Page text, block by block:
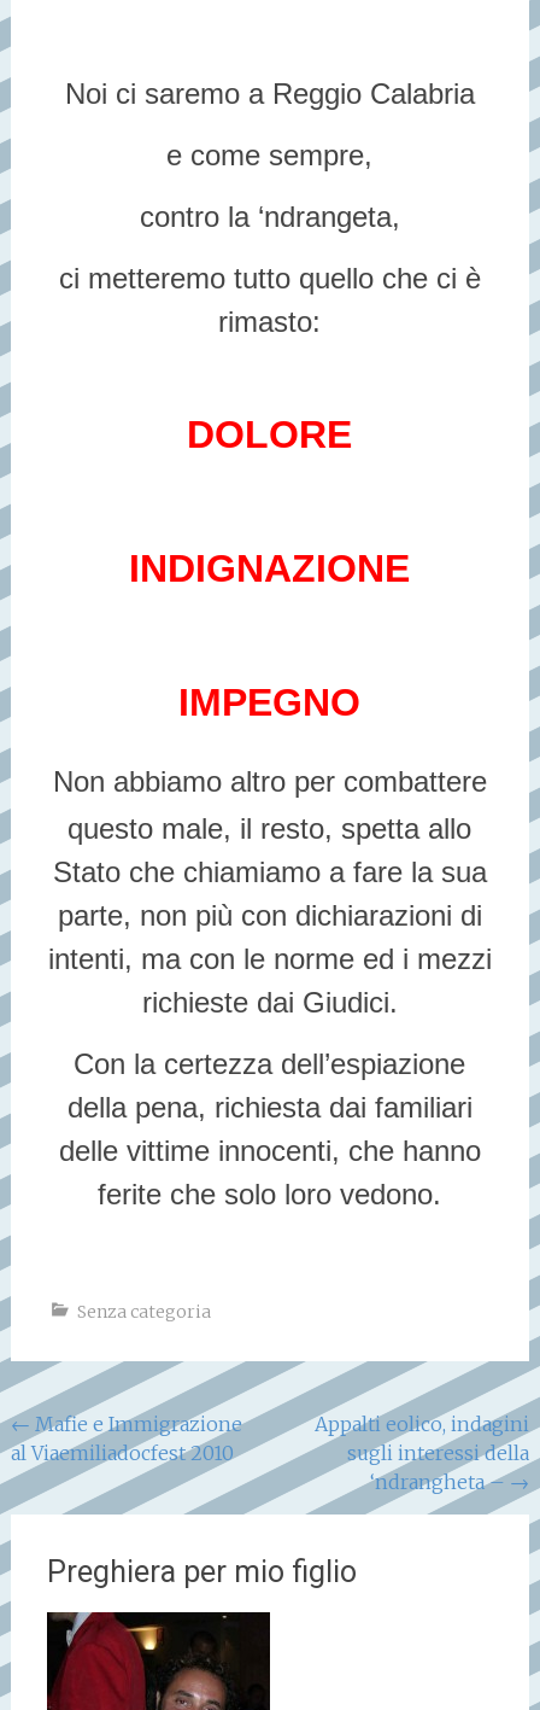
Noi ci saremo a Reggio Calabria
e come sempre,
contro la ‘ndrangeta,
ci metteremo tutto quello che ci è
rimasto:
DOLORE
INDIGNAZIONE
IMPEGNO
Non abbiamo altro per combattere
questo male, il resto, spetta allo
Stato che chiamiamo a fare la sua
parte, non più con dichiarazioni di
intenti, ma con le norme ed i mezzi
richieste dai Giudici.
Con la certezza dell’espiazione
della pena, richiesta dai familiari
delle vittime innocenti, che hanno
ferite che solo loro vedono.
Senza categoria
Navigazione
articoli
← Mafie e Immigrazione
al Viaemiliadocfest 2010
Appalti eolico, indagini
sugli interessi della
‘ndrangheta –→
Preghiera per mio figlio